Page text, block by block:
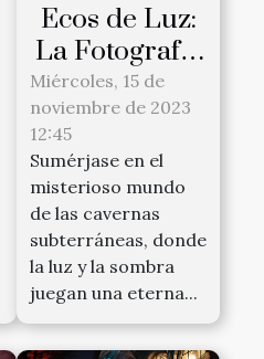
Ecos de Luz:
La Fotografía
en Cavernas
Subterráneas
Miércoles, 15 de
noviembre de 2023
12:45
Sumérjase en el
misterioso mundo
de las cavernas
subterráneas, donde
la luz y la sombra
juegan una eterna...